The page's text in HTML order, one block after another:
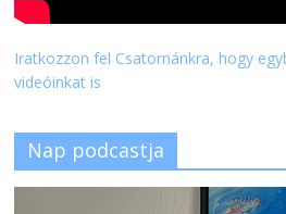
Iratkozzon fel Csatornánkra, hogy
videóinkat is
Nap podcastja